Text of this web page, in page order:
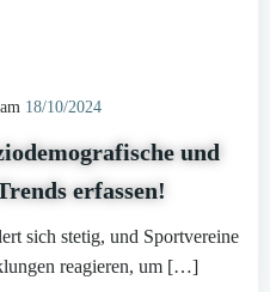
18/10/2024
und
erfassen!
sich stetig, und Sportvereine
reagieren, um […]